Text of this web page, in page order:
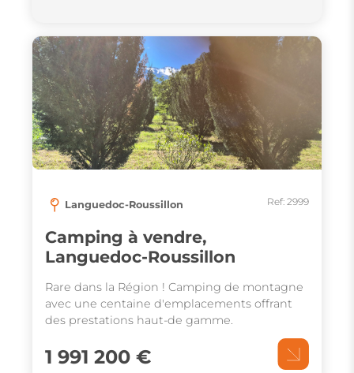
Languedoc-Roussillon Ref: 2999
Camping à vendre,
Languedoc-Roussillon
Rare dans la Région ! Camping de montagne
avec une centaine d'emplacements offrant
des prestations haut-de gamme.
1 991 200 €